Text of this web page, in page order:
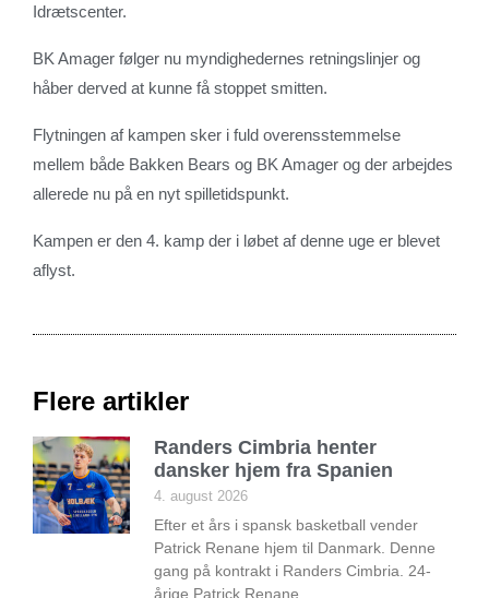
Idrætscenter.
BK Amager følger nu myndighedernes retningslinjer og
håber derved at kunne få stoppet smitten.
Flytningen af kampen sker i fuld overensstemmelse
mellem både Bakken Bears og BK Amager og der arbejdes
allerede nu på en nyt spilletidspunkt.
Kampen er den 4. kamp der i løbet af denne uge er blevet
aflyst.
Flere artikler
Randers Cimbria henter
dansker hjem fra Spanien
4. august 2026
Efter et års i spansk basketball vender
Patrick Renane hjem til Danmark. Denne
gang på kontrakt i Randers Cimbria. 24-
årige Patrick Renane